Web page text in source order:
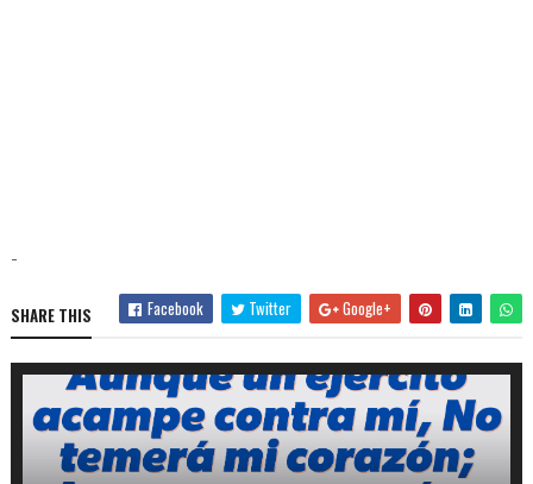
-
SHARE THIS Facebook Twitter Google+